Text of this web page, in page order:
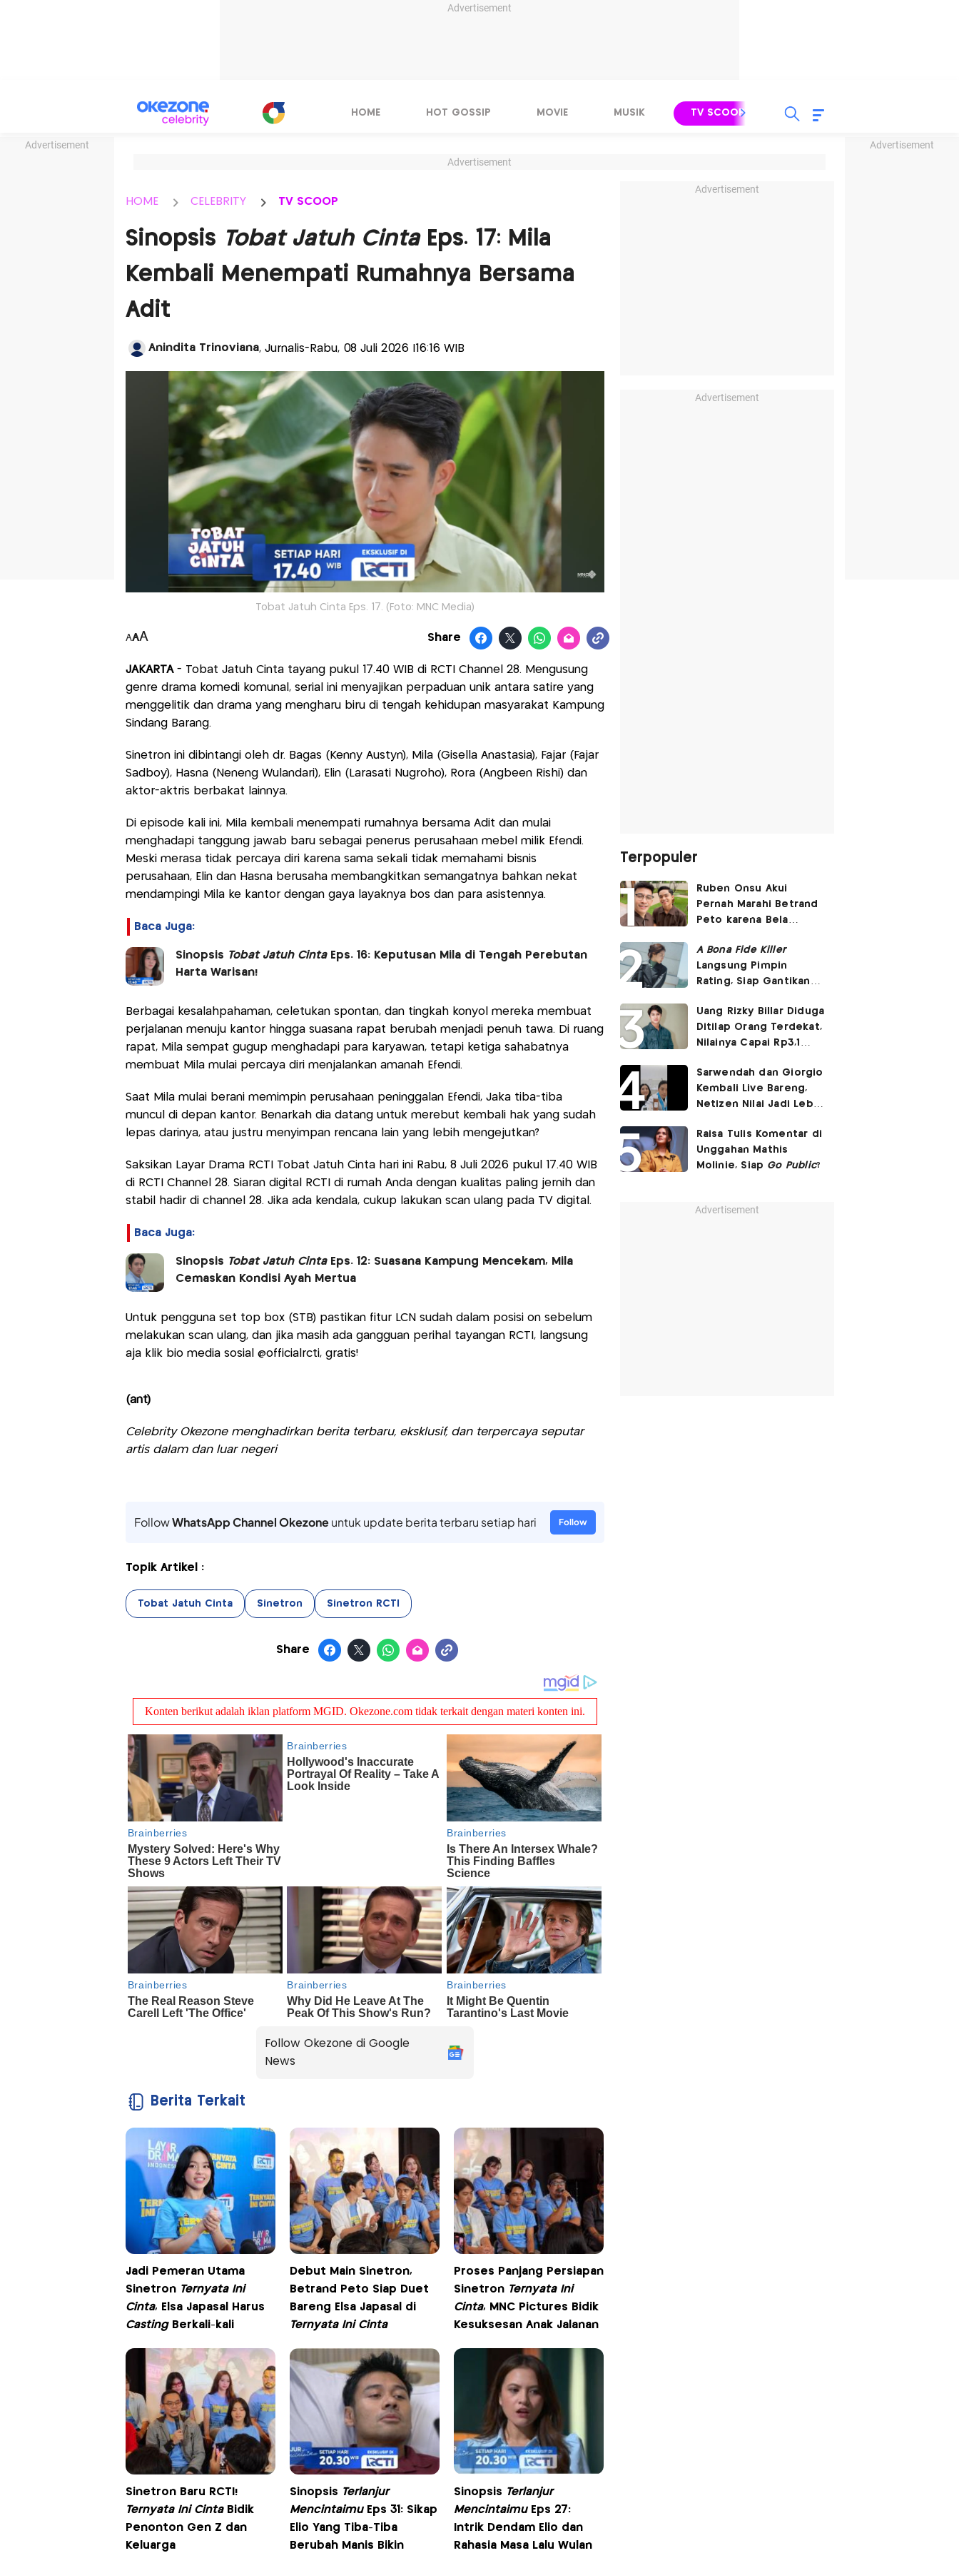
Advertisement
Advertisement Advertisement
HOME HOT GOSSIP MOVIE MUSIK TV SCOOP LIRIK
Advertisement
HOME CELEBRITY TV SCOOP
Sinopsis Tobat Jatuh CintaEps. 17: Mila
Kembali Menempati Rumahnya Bersama
Adit
Anindita Trinoviana, Jurnalis-Rabu, 08 Juli 2026 |16:16 WIB
Tobat Jatuh Cinta Eps. 17. (Foto: MNC Media)
AAA Share
JAKARTA - Tobat Jatuh Cinta tayang pukul 17.40 WIB di RCTI Channel 28. Mengusung
genre drama komedi komunal, serial ini menyajikan perpaduan unik antara satire yang
menggelitik dan drama yang mengharu biru di tengah kehidupan masyarakat Kampung
Sindang Barang.
Sinetron ini dibintangi oleh dr. Bagas (Kenny Austyn), Mila (Gisella Anastasia), Fajar (Fajar
Sadboy), Hasna (Neneng Wulandari), Elin (Larasati Nugroho), Rora (Angbeen Rishi) dan
aktor-aktris berbakat lainnya.
Di episode kali ini, Mila kembali menempati rumahnya bersama Adit dan mulai
menghadapi tanggung jawab baru sebagai penerus perusahaan mebel milik Efendi.
Meski merasa tidak percaya diri karena sama sekali tidak memahami bisnis
perusahaan, Elin dan Hasna berusaha membangkitkan semangatnya bahkan nekat
mendampingi Mila ke kantor dengan gaya layaknya bos dan para asistennya.
Baca Juga:
Sinopsis Tobat Jatuh CintaEps. 16: Keputusan Mila di Tengah Perebutan
Harta Warisan!
Berbagai kesalahpahaman, celetukan spontan, dan tingkah konyol mereka membuat
perjalanan menuju kantor hingga suasana rapat berubah menjadi penuh tawa. Di ruang
rapat, Mila sempat gugup menghadapi para karyawan, tetapi ketiga sahabatnya
membuat Mila mulai percaya diri menjalankan amanah Efendi.
Saat Mila mulai berani memimpin perusahaan peninggalan Efendi, Jaka tiba-tiba
muncul di depan kantor. Benarkah dia datang untuk merebut kembali hak yang sudah
lepas darinya, atau justru menyimpan rencana lain yang lebih mengejutkan?
Saksikan Layar Drama RCTI Tobat Jatuh Cinta hari ini Rabu, 8 Juli 2026 pukul 17.40 WIB
di RCTI Channel 28. Siaran digital RCTI di rumah Anda dengan kualitas paling jernih dan
stabil hadir di channel 28. Jika ada kendala, cukup lakukan scan ulang pada TV digital.
Baca Juga:
Sinopsis Tobat Jatuh CintaEps. 12: Suasana Kampung Mencekam, Mila
Cemaskan Kondisi Ayah Mertua
Untuk pengguna set top box (STB) pastikan fitur LCN sudah dalam posisi on sebelum
melakukan scan ulang, dan jika masih ada gangguan perihal tayangan RCTI, langsung
aja klik bio media sosial @officialrcti, gratis!
(ant)
Celebrity Okezone menghadirkan berita terbaru, eksklusif, dan terpercaya seputar
artis dalam dan luar negeri
FollowWhatsApp Channel Okezoneuntuk update berita terbaru setiap hari Follow
Topik Artikel :
Tobat Jatuh Cinta Sinetron Sinetron RCTI
Share
Follow Okezone di Google
News
Berita Terkait
Jadi Pemeran Utama
Sinetron Ternyata Ini
Cinta, Elsa Japasal Harus
CastingBerkali-kali
Debut Main Sinetron,
Betrand Peto Siap Duet
Bareng Elsa Japasal di
Ternyata Ini Cinta
Proses Panjang Persiapan
Sinetron Ternyata Ini
Cinta, MNC Pictures Bidik
Kesuksesan Anak Jalanan
Sinetron Baru RCTI!
Ternyata Ini CintaBidik
Penonton Gen Z dan
Keluarga
Sinopsis Terlanjur
MencintaimuEps 31: Sikap
Elio Yang Tiba-Tiba
Berubah Manis Bikin
Sinopsis Terlanjur
MencintaimuEps 27:
Intrik Dendam Elio dan
Rahasia Masa Lalu Wulan
Advertisement
Advertisement
Terpopuler
Ruben Onsu Akui
Pernah Marahi Betrand
Peto karena Bela
A Bona Fide Killer
Langsung Pimpin
Rating, Siap Gantikan
Uang Rizky Billar Diduga
Ditilap Orang Terdekat,
Nilainya Capai Rp3,1
Sarwendah dan Giorgio
Kembali Live Bareng,
Netizen Nilai Jadi Lebih
Raisa Tulis Komentar di
Unggahan Mathis
Molinie, Siap Go Public?
Advertisement